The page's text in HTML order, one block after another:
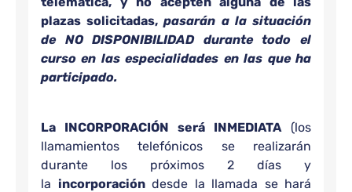
plazas solicitadas,pasarán a la situación
de NO DISPONIBILIDAD durante todo el
curso en las especialidades en las que ha
participado.
La INCORPORACIÓN será INMEDIATA(los
llamamientos telefónicos se realizarán
durante los próximos 2 días y
la incorporacióndesde la llamada se hará